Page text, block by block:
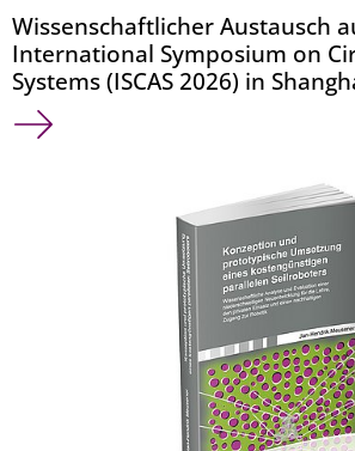
Wissenschaftlicher Austausch
International Symposium on
Systems (ISCAS 2026) in